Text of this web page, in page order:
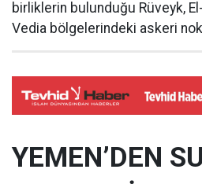
birliklerin bulunduğu Rüveyk,
Vedia bölgelerindeki askeri
YEMEN’DEN